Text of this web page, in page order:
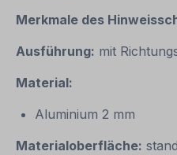
Merkmale des
Ausführung: mit
Material:
Aluminium 2 mm
Materialoberfläche: